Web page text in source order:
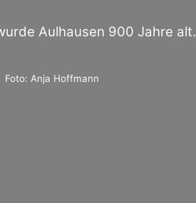
Aulhausen 900 Jahre alt.
Foto: Anja Hoffmann